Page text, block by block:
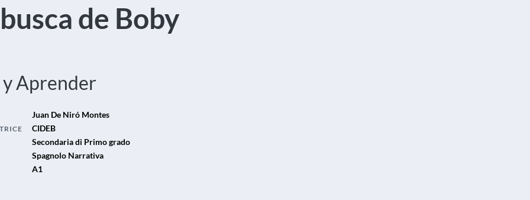
de Boby
Aprender
Juan De Niró Montes
CIDEB
Secondaria di Primo grado
Spagnolo Narrativa
A1